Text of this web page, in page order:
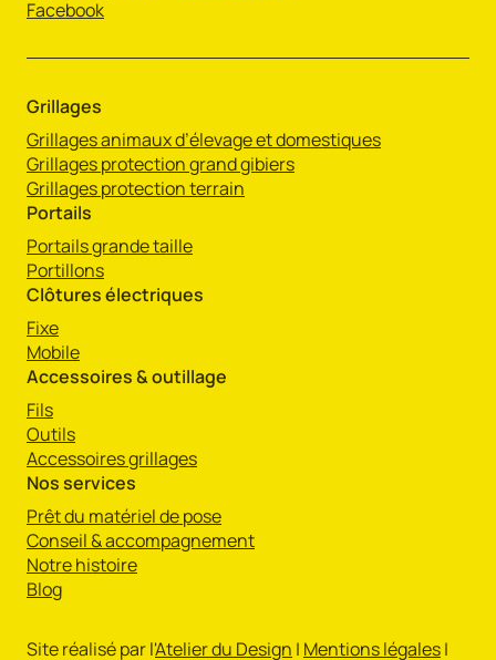
Facebook
Grillages
Grillages animaux d’élevage et domestiques
Grillages protection grand gibiers
Grillages protection terrain
Portails
Portails grande taille
Portillons
Clôtures électriques
Fixe
Mobile
Accessoires & outillage
Fils
Outils
Accessoires grillages
Nos services
Prêt du matériel de pose
Conseil & accompagnement
Notre histoire
Blog
Site réalisé par l'Atelier du Design | Mentions légales|